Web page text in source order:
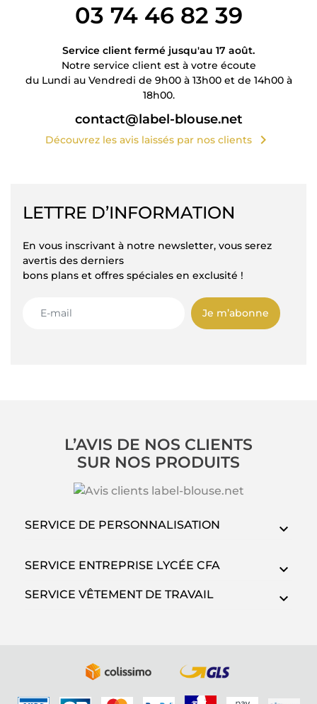
03 74 46 82 39
Service client fermé jusqu'au 17 août.
Notre service client est à votre écoute
du Lundi au Vendredi de 9h00 à 13h00 et de 14h00 à
18h00.
contact@label-blouse.net
Découvrez les avis laissés par nos clients chevron_right
LETTRE D’INFORMATION
En vous inscrivant à notre newsletter, vous serez
avertis des derniers
bons plans et offres spéciales en exclusité !
Je m’abonne
L’AVIS DE NOS CLIENTS
SUR NOS PRODUITS
SERVICE DE PERSONNALISATION
SERVICE ENTREPRISE LYCÉE CFA
SERVICE VÊTEMENT DE TRAVAIL